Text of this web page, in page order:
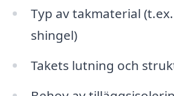
Typ av takmaterial
shingel)
Takets lutning och